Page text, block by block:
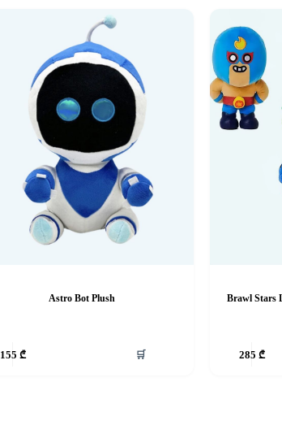
Astro Bot Plush
155 ₾ 🛒
Brawl Stars
285 ₾